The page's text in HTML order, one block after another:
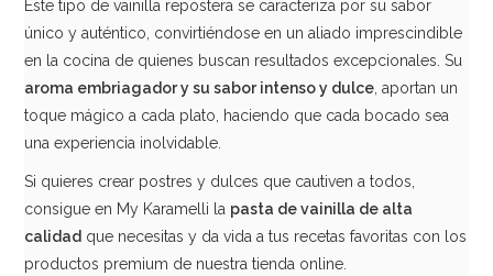
Este tipo de vainilla repostera se caracteriza por su sabor
único y auténtico, convirtiéndose en un aliado imprescindible
en la cocina de quienes buscan resultados excepcionales. Su
aroma embriagador y su sabor intenso y dulce, aportan un
toque mágico a cada plato, haciendo que cada bocado sea
una experiencia inolvidable.
Si quieres crear postres y dulces que cautiven a todos,
consigue en My Karamelli la pasta de vainilla de alta
calidad que necesitas y da vida a tus recetas favoritas con los
productos premium de nuestra tienda online.